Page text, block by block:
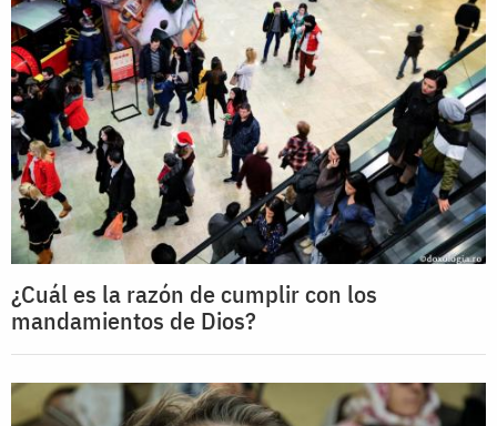
¿Cuál es la razón de cumplir con los
mandamientos de Dios?